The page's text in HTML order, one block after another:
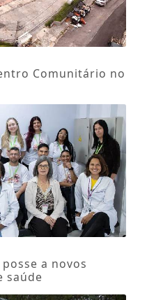
Comunitário no
a novos
saúde